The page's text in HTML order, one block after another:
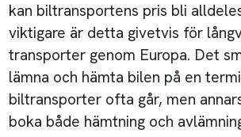
kan biltransportens pris bli
viktigare är detta givetvis för
transporter genom Europa. Det
lämna och hämta bilen på en
biltransporter ofta går, men
boka både hämtning och